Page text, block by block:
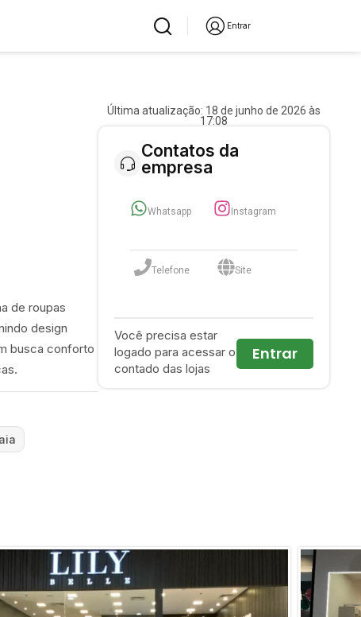
Entrar
de roupas
design
busca conforto
Última atualização: 18 de junho de 2026 às
17:08
Contatos da
empresa
Whatsapp Instagram
Telefone Site
Você precisa estar
logado para acessar o
contado das lojas
Entrar